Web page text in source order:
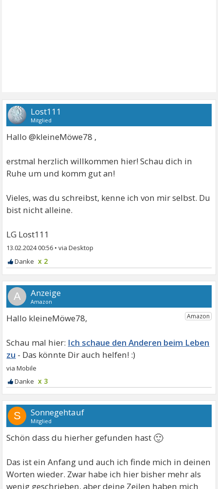
Lost111
Mitglied
Hallo @kleineMöwe78 ,
erstmal herzlich willkommen hier! Schau dich in
Ruhe um und komm gut an!
Vieles, was du schreibst, kenne ich von mir selbst. Du
bist nicht alleine.
LG Lost111
13.02.2024 00:56 •
x 2
A
Hallo kleineMöwe78,
Ich schaue den Anderen beim Leben
zu
x 3
S Sonnegehtauf
Mitglied
Schön dass du hierher gefunden hast 🙂
Das ist ein Anfang und auch ich finde mich in deinen
Worten wieder. Zwar habe ich hier bisher mehr als
wenig geschrieben, aber deine Zeilen haben mich